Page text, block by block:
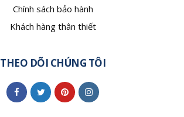
Chính sách bảo hành
Khách hàng thân thiết
THEO DÕI CHÚNG TÔI